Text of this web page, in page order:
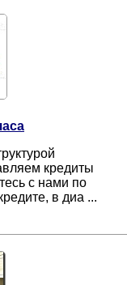
кредиты
с нами по
в диа ...